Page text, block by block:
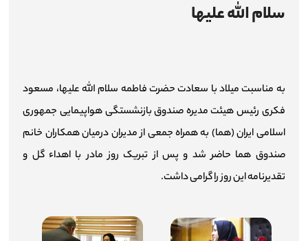
هیئت مدیره
میزخدمت
چندرسانه‌ای
شرکت‌ها
تماس با ما
سلام الله علیها
به مناسبت میلاد با سعادت حضرت فاطمه سلام الله علیها، مسعود
فکری رئیس هیئت مدیره صندوق بازنشستگی هواپیمایی جمهوری
اسلامی ایران (هما) به همراه جمعی از مدیران درمیان همکاران خانم
صندوق هما حاضر شد و پس از تبریک روز مادر با اهداء گل و
تقدیرنامه این روز را گرامی داشت.